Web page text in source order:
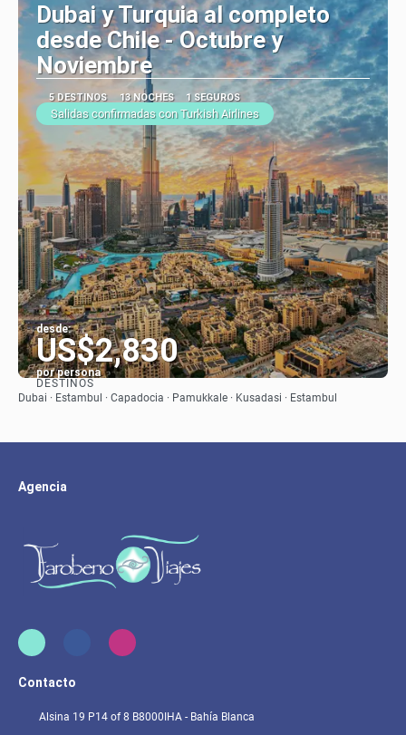
Dubai y Turquia al completo
desde Chile - Octubre y
Noviembre
5 DESTINOS 13 NOCHES 1 SEGUROS
Salidas confirmadas con Turkish Airlines
desde:
US$2,830
por persona
Ver
DESTINOS
Dubai · Estambul · Capadocia · Pamukkale · Kusadasi · Estambul
Agencia
Contacto
Alsina 19 P14 of 8 B8000IHA - Bahía Blanca